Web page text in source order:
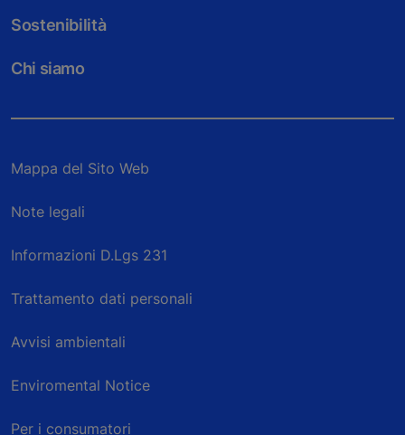
Sostenibilità
Chi siamo
Mappa del Sito Web
Note legali
Informazioni D.Lgs 231
Trattamento dati personali
Avvisi ambientali
Enviromental Notice
Per i consumatori